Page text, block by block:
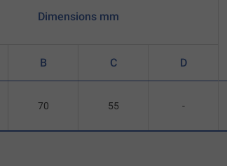
Dimensions mm
B C D
70 55 -